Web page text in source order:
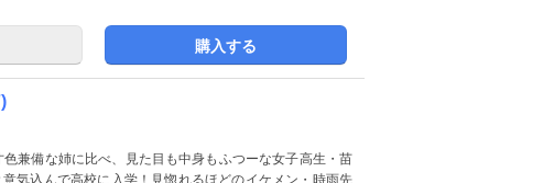
購入する
気込んで高校に入学！見惚れるほどのイケメン・時雨先